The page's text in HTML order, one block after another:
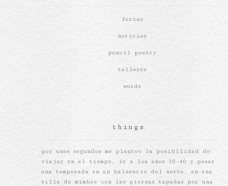
ferias
noticias
pencil poetry
talleres
words
things
por unos segundos me planteo la posibilidad de
viajar en el tiempo, ir a los años 30-40 y pasar
una temporada en un balneario del norte, en una
silla de mimbre con las piernas tapadas por una